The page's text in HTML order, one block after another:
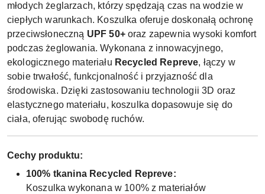
młodych żeglarzach, którzy spędzają czas na wodzie w
ciepłych warunkach. Koszulka oferuje doskonałą ochronę
przeciwsłoneczną UPF 50+oraz zapewnia wysoki komfort
podczas żeglowania. Wykonana z innowacyjnego,
ekologicznego materiału Recycled Repreve, łączy w
sobie trwałość, funkcjonalność i przyjazność dla
środowiska. Dzięki zastosowaniu technologii 3D oraz
elastycznego materiału, koszulka dopasowuje się do
ciała, oferując swobodę ruchów.
Cechy produktu:
100% tkanina Recycled Repreve:
Koszulka wykonana w 100% z materiałów